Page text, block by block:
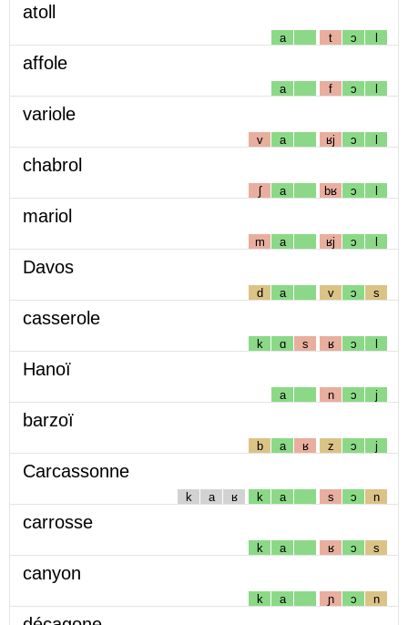
atoll
a t ɔ l
affole
a f ɔ l
variole
v a ʁj ɔ l
chabrol
ʃ a bʁ ɔ l
mariol
m a ʁj ɔ l
Davos
d a v ɔ s
casserole
k ɑ s ʁ ɔ l
Hanoï
a n ɔ j
barzoï
b a ʁ z ɔ j
Carcassonne
k a ʁ k a s ɔ n
carrosse
k a ʁ ɔ s
canyon
k a ɲ ɔ n